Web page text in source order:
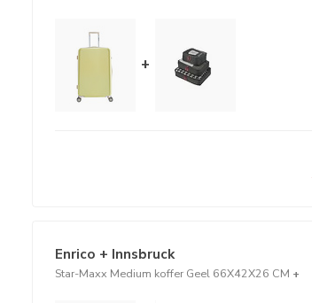
+
Enrico + Innsbruck
Star-Maxx Medium koffer Geel 66X42X26 CM +